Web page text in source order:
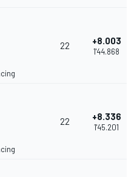
22 +8.003
1'44.868
22 +8.336
1'45.201